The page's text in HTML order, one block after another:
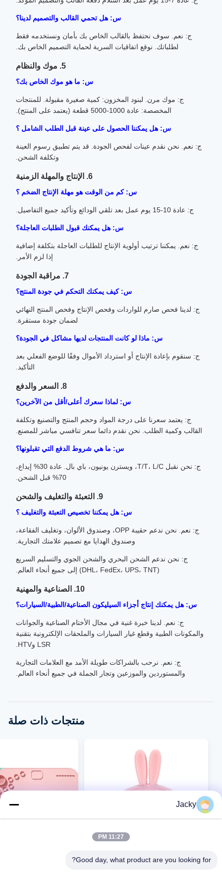
س: هل تحمي القالب والتصميم لدينا؟
ج: نعم. سوف نحتفظ بالقالب الخاص بك بأمان ونستخدمه فقط
لطلباتك. نوقع اتفاقيات السرية لحماية التصميم الخاص بك.
5. موك والنظام
س: ما هو موك الخاص بك؟
ج: موك مرن. لبنود المخزون: كمية صغيرة مقبولة. للمنتجات
المخصصة: عادة 1000-5000 قطعة (يعتمد على المنتج).
س: هل يمكننا الحصول على عينة قبل الطلب الشامل ؟
ج: نعم. نحن نقدم عينات لفحص الجودة. قد يتم تطبيق رسوم العينة
وتكلفة الشحن.
6. الإنتاج والمهلة الزمنية
س: كم من الوقت هو مهلة الإنتاج الضخم ؟
ج: عادة 10-15 يوم عمل بعد تلقي الودائع وتأكيد جميع التفاصيل.
س: هل يمكنك قبول الطلبات العاجلة؟
ج: نعم. يمكننا ترتيب أولوية الإنتاج للطلبات العاجلة بتكلفة إضافية
إذا لزم الأمر.
7. مراقبة الجودة
س: كيف يمكنك التحكم في جودة المنتج؟
ج: لدينا فحص صارم للواردات وفحص الإنتاج وفحص المنتج النهائي
لضمان جودة مستقرة.
س: ماذا لو كانت المنتجات لديها مشاكل في الجودة؟
ج: سنقوم بإعادة الإنتاج أو استرداد الأموال وفقًا للوضع الفعلي بعد
التأكيد.
8. السعر والدفع
س: لماذا سعرك أعلى/أقل من الآخرين؟
ج: يعتمد سعرنا على درجة المواد وحجم المنتج والتصنيع وتكلفة
القالب وكمية الطلب. نحن نقدم دائما سعر تنافسي مباشر للمصنع.
س: ما هي شروط الدفع التي تقبلونها؟
ج: نحن نقبل T/T، L/C، ويسترن يونيون، باي بال. عادة 30% إيداع،
70% قبل الشحن.
9. التعبئة والتغليف والشحن
س: هل يمكننا تخصيص التعبئة والتغليف ؟
ج: نعم. نحن ندعم حقيبة OPP، وصندوق الألوان، وتغليف الفقاعة،
وصندوق الهدايا مع تصميم علامتك التجارية.
ج: نحن ندعم الشحن البحري والشحن الجوي والتسليم السريع
(DHL، FedEx، UPS، TNT) إلى جميع أنحاء العالم.
10. الصناعية والمهنية
س: هل يمكنك إنتاج أجزاء السيليكون الصناعية/الطبية/السيارات؟
ج: نعم. لدينا خبرة غنية في مجال الأختام الصناعية والجوانات
والمكونات الطبية وقطع غيار السيارات والملحقات الإلكترونية بتقنية
LSR وHTV.
ج: نعم. نرحب بالشراكات طويلة الأمد مع العلامات التجارية
والمستوردين والموزعين وتجار الجملة في جميع أنحاء العالم.
منتجات ذات صلة
Jacky
11:27 PM
Good day, what product are you looking for?